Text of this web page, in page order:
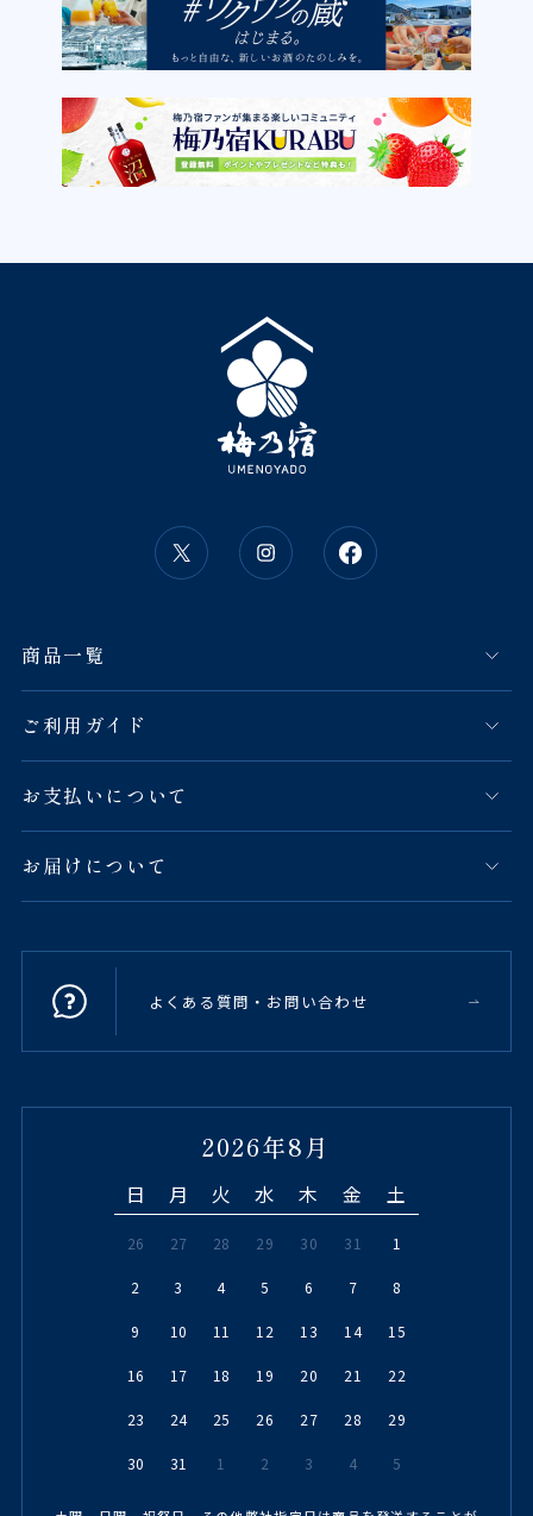
商品一覧
ご利用ガイド
お支払いについて
お届けについて
よくある質問・お問い合わせ
2026年8月
日 月 火 水 木 金 土
26 27 28 29 30 31 1
2 3 4 5 6 7 8
9 10 11 12 13 14 15
16 17 18 19 20 21 22
23 24 25 26 27 28 29
30 31 1 2 3 4 5